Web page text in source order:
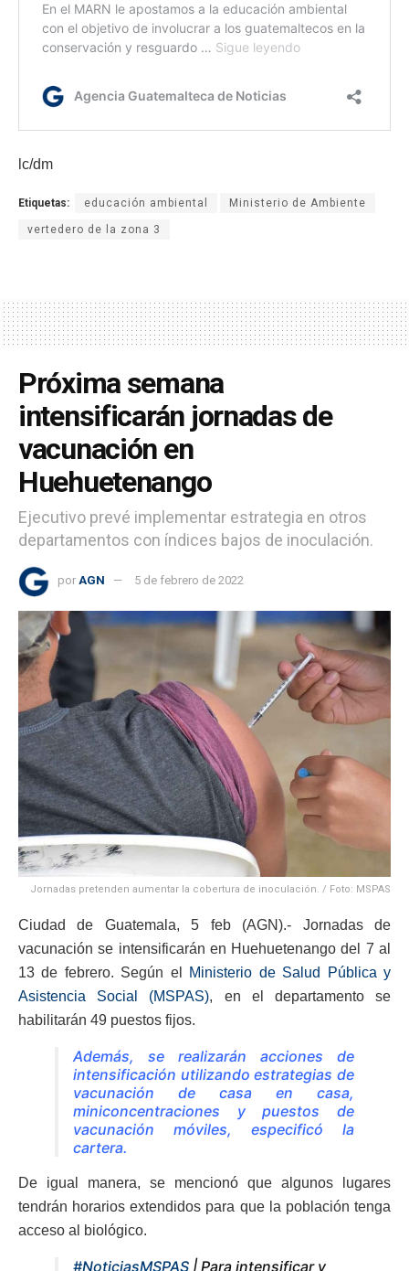
lc/dm
Etiquetas: educación ambiental Ministerio de Ambiente
vertedero de la zona 3
Próxima semana
intensificarán jornadas de
vacunación en
Huehuetenango
Ejecutivo prevé implementar estrategia en otros
departamentos con índices bajos de inoculación.
por AGN 5 de febrero de 2022
Jornadas pretenden aumentar la cobertura de inoculación. / Foto: MSPAS
Ciudad de Guatemala, 5 feb (AGN).- Jornadas de
vacunación se intensificarán en Huehuetenango del 7 al
13 de febrero. Según el
Ministerio de Salud Pública y
Asistencia Social (MSPAS), en el departamento se
habilitarán 49 puestos fijos.
Además, se realizarán acciones de
intensificación utilizando estrategias de
vacunación de casa en casa,
miniconcentraciones y puestos de
vacunación móviles, especificó la
cartera.
De igual manera, se mencionó que algunos lugares
tendrán horarios extendidos para que la población tenga
acceso al biológico.
#NoticiasMSPAS | Para intensificar y